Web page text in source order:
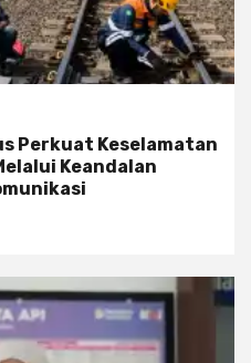
Perkuat Keselamatan
Keandalan